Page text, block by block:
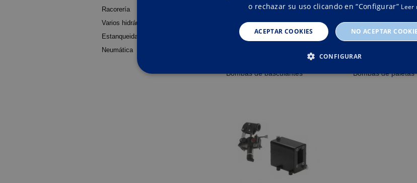
Racorería
Varios hidráulica
Estanqueidad
Neumática
Bombas de basculantes Bombas de paletas
o rechazar su uso clicando en “Configurar” Leer
ACEPTAR COOKIES NO ACEPTAR
CONFIGURAR
ESTRICTAMENTE NECESARIAS RENDIMIENTO
Estrictamente necesarias
Las cookies estrictamente necesarias permiten la funcionalidad central del sitio web, como el inicio
la cuenta. El sitio web no puede utilizarse correctamente sin las cookies estrictamente necesarias.
Vencimiento Descripción